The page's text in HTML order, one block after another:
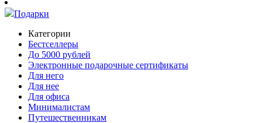
Подарки
Категории
Бестселлеры
До 5000 рублей
Электронные подарочные сертификаты
Для него
Для нее
Для офиса
Минималистам
Путешественникам